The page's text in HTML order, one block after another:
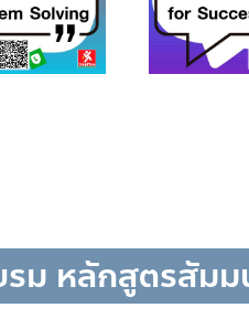
ม หลักสูตรสัม